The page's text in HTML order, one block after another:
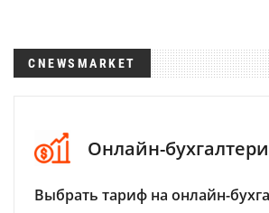
CNEWSMARKET
Онлайн-
Выбрать тариф на онлайн-